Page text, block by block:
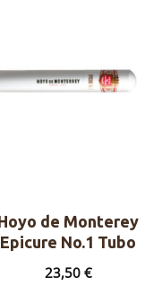
de Monterey
Epicure No.1 Tubo
23,50€